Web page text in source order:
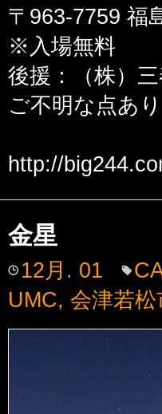
〒963-7759 福
※入場無料
後援：（株）
ご不明な点あ
http://
金星
12月. 01
UMC, 会津若松